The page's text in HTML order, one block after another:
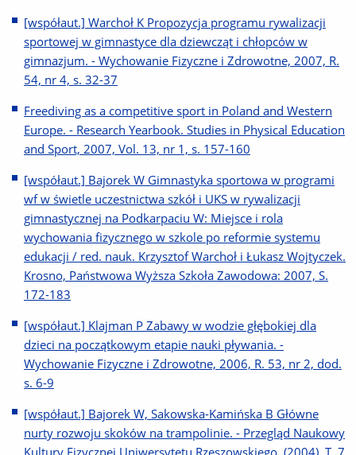
[współaut.] Warchoł K Propozycja programu rywalizacji
sportowej w gimnastyce dla dziewcząt i chłopców w
gimnazjum. - Wychowanie Fizyczne i Zdrowotne, 2007, R.
54, nr 4, s. 32-37
Freediving as a competitive sport in Poland and Western
Europe. - Research Yearbook. Studies in Physical Education
and Sport, 2007, Vol. 13, nr 1, s. 157-160
[współaut.] Bajorek W Gimnastyka sportowa w programi
wf w świetle uczestnictwa szkół i UKS w rywalizacji
gimnastycznej na Podkarpaciu W: Miejsce i rola
wychowania fizycznego w szkole po reformie systemu
edukacji / red. nauk. Krzysztof Warchoł i Łukasz Wojtyczek.
Krosno, Państwowa Wyższa Szkoła Zawodowa: 2007, S.
172-183
[współaut.] Klajman P Zabawy w wodzie głębokiej dla
dzieci na początkowym etapie nauki pływania. -
Wychowanie Fizyczne i Zdrowotne, 2006, R. 53, nr 2, dod.
s. 6-9
[współaut.] Bajorek W, Sakowska-Kamińska B Główne
nurty rozwoju skoków na trampolinie. - Przegląd Naukowy
Kultury Fizycznej Uniwersytetu Rzeszowskiego, (2004), T. 7,